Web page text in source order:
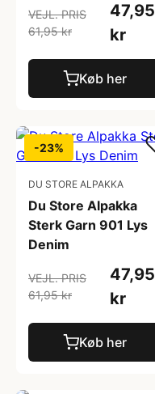
VEJL. PRIS
61,95 kr
47,95
kr
Køb her
-23%
DU STORE ALPAKKA
Du Store Alpakka
Sterk Garn 901 Lys
Denim
VEJL. PRIS
61,95 kr
47,95
kr
Køb her